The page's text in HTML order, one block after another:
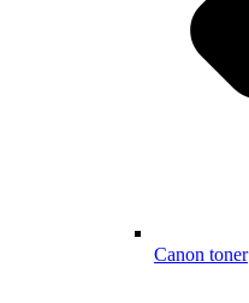
Canon toner